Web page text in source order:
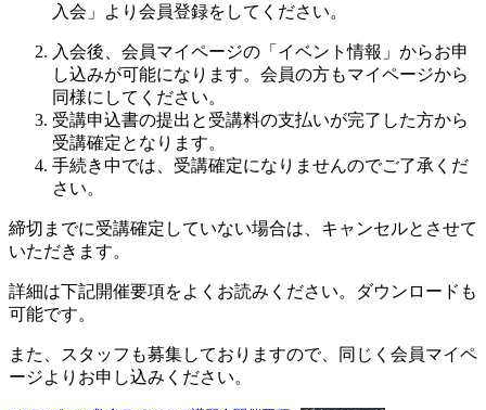
入会」より会員登録をしてください。
入会後、会員マイページの「イベント情報」からお申
し込みが可能になります。会員の方もマイページから
同様にしてください。
受講申込書の提出と受講料の支払いが完了した方から
受講確定となります。
手続き中では、受講確定になりませんのでご了承くだ
さい。
締切までに受講確定していない場合は、キャンセルとさせて
いただきます。
詳細は下記開催要項をよくお読みください。ダウンロードも
可能です。
また、スタッフも募集しておりますので、同じく会員マイペ
ージよりお申し込みください。